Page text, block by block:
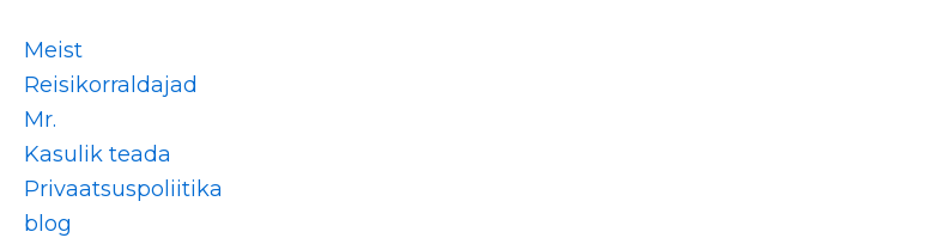
Meist
Reisikorraldajad
Mr.
Kasulik teada
Privaatsuspoliitika
blog